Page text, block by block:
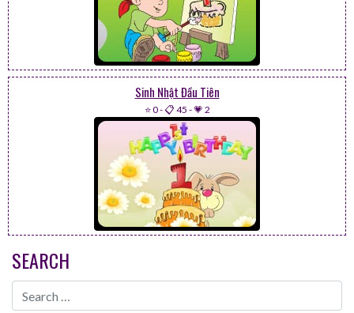
Sinh Nhật Đầu Tiên
⭐ 0-📋 45 -💗 2
SEARCH